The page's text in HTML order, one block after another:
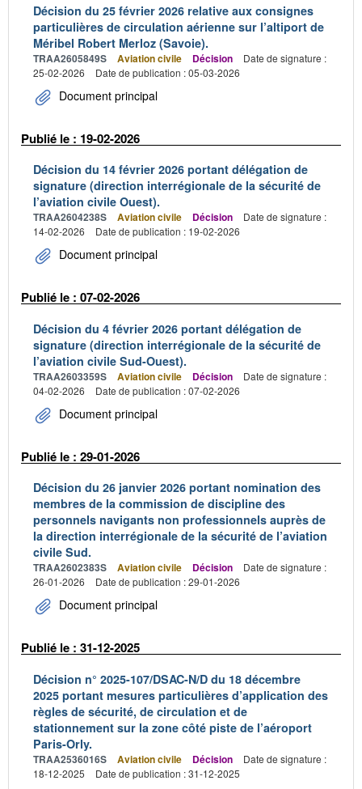
Décision du 25 février 2026 relative aux consignes
particulières de circulation aérienne sur l’altiport de
Méribel Robert Merloz (Savoie).
TRAA2605849S Aviation civile Décision
Date de signature :
25-02-2026
Date de publication : 05-03-2026
Document principal
Publié le : 19-02-2026
Décision du 14 février 2026 portant délégation de
signature (direction interrégionale de la sécurité de
l’aviation civile Ouest).
TRAA2604238S Aviation civile Décision
Date de signature :
14-02-2026
Date de publication : 19-02-2026
Document principal
Publié le : 07-02-2026
Décision du 4 février 2026 portant délégation de
signature (direction interrégionale de la sécurité de
l’aviation civile Sud-Ouest).
TRAA2603359S Aviation civile Décision
Date de signature :
04-02-2026
Date de publication : 07-02-2026
Document principal
Publié le : 29-01-2026
Décision du 26 janvier 2026 portant nomination des
membres de la commission de discipline des
personnels navigants non professionnels auprès de
la direction interrégionale de la sécurité de l’aviation
civile Sud.
TRAA2602383S Aviation civile Décision
Date de signature :
26-01-2026
Date de publication : 29-01-2026
Document principal
Publié le : 31-12-2025
Décision n° 2025-107/DSAC-N/D du 18 décembre
2025 portant mesures particulières d’application des
règles de sécurité, de circulation et de
stationnement sur la zone côté piste de l’aéroport
Paris-Orly.
TRAA2536016S Aviation civile Décision
Date de signature :
18-12-2025
Date de publication : 31-12-2025